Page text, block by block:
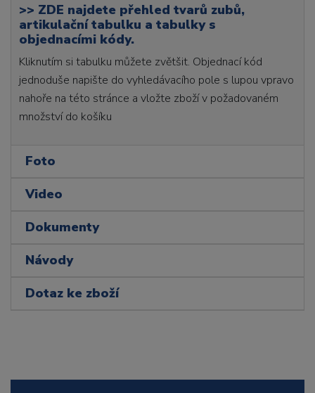
>> ZDE najdete přehled tvarů zubů,
artikulační tabulku a tabulky s
objednacími kódy.
Kliknutím si tabulku můžete zvětšit. Objednací kód
jednoduše napište do vyhledávacího pole s lupou vpravo
nahoře na této stránce a vložte zboží v požadovaném
množství do košíku
Foto
Video
Dokumenty
Návody
Dotaz ke zboží